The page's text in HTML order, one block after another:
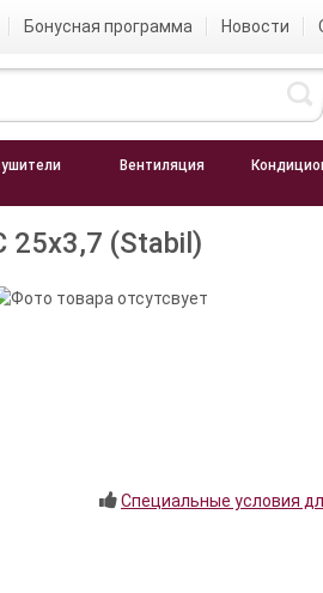
Бонусная программа Новости
Вентиляция
25х3,7 (Stabil)
Специальные условия